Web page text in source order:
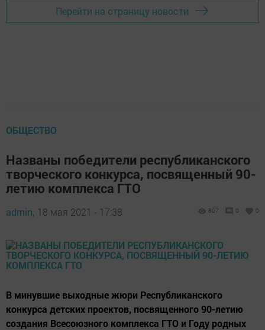
Перейти на страницу новости
ОБЩЕСТВО
Названы победители республиканского
творческого конкурса, посвященный 90-
летию комплекса ГТО
admin, 18 мая 2021 - 17:38 807 0 0
В минувшие выходные жюри Республиканского
конкурса детских проектов, посвященного 90-летию
создания Всесоюзного комплекса ГТО и Году родных